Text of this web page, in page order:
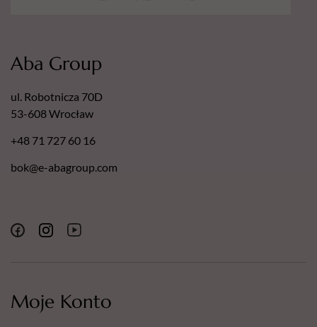
Moje Konto
Aba Group
ul. Robotnicza 70D
53-608 Wrocław
+48 71 727 60 16
bok@e-abagroup.com